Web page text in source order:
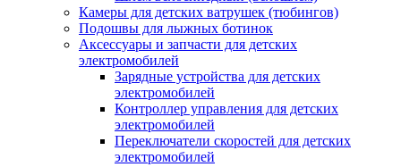
Камеры для детских ватрушек (тюбингов)
Подошвы для лыжных ботинок
Аксессуары и запчасти для детских
электромобилей
Зарядные устройства для детских
электромобилей
Контроллер управления для детских
электромобилей
Переключатели скоростей для детских
электромобилей